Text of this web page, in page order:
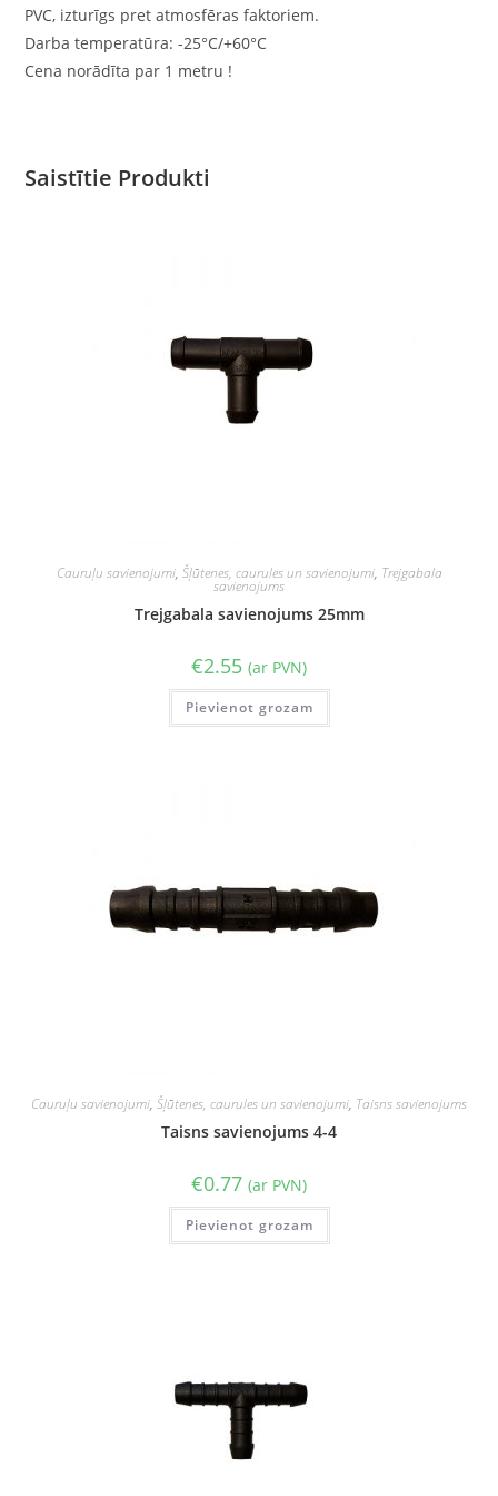
PVC, izturīgs pret atmosfēras faktoriem.
Darba temperatūra: -25°C/+60°C
Cena norādīta par 1 metru !
Saistītie Produkti
Cauruļu savienojumi, Šļūtenes, caurules un savienojumi, Trejgabala
savienojums
Trejgabala savienojums 25mm
€2.55 (ar PVN)
Pievienot grozam
Cauruļu savienojumi, Šļūtenes, caurules un savienojumi, Taisns savienojums
Taisns savienojums 4-4
€0.77 (ar PVN)
Pievienot grozam